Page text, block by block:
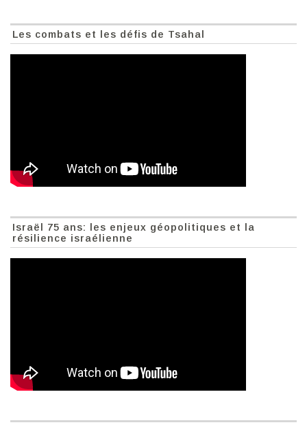
Les combats et les défis de Tsahal
Israël 75 ans: les enjeux géopolitiques et la
résilience israélienne